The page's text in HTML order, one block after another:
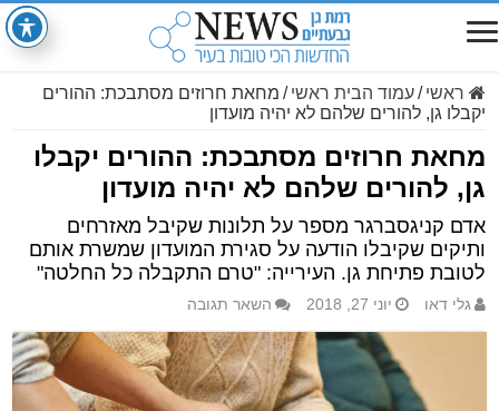
ראשי /עמוד הבית ראשי / מחאת חרוזים מסתבכת: ההורים
יקבלו גן, להורים שלהם לא יהיה מועדון
מחאת חרוזים מסתבכת: ההורים יקבלו
גן, להורים שלהם לא יהיה מועדון
אדם קניגסברגר מספר על תלונות שקיבל מאזרחים
ותיקים שקיבלו הודעה על סגירת המועדון שמשרת אותם
לטובת פתיחת גן. העירייה: "טרם התקבלה כל החלטה"
גלי דאו יוני 27, 2018 השאר תגובה